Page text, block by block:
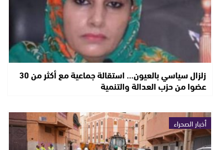
زلزال سياسي بالعيون… استقالة جماعية مع أكثر من 30
عضوا من حزب العدالة والتنمية
أخبار الصحراء